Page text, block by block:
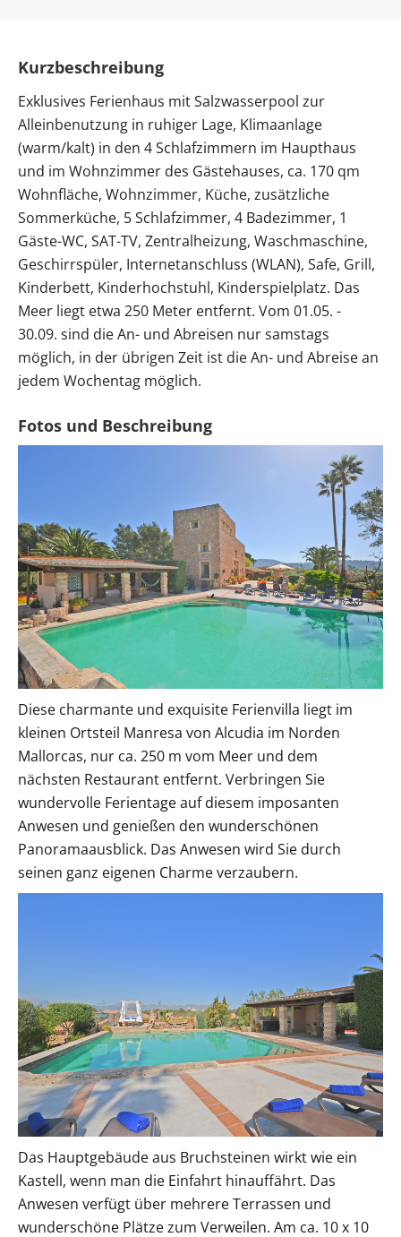
Kurzbeschreibung
Exklusives Ferienhaus mit Salzwasserpool zur
Alleinbenutzung in ruhiger Lage, Klimaanlage
(warm/kalt) in den 4 Schlafzimmern im Haupthaus
und im Wohnzimmer des Gästehauses, ca. 170 qm
Wohnfläche, Wohnzimmer, Küche, zusätzliche
Sommerküche, 5 Schlafzimmer, 4 Badezimmer, 1
Gäste-WC, SAT-TV, Zentralheizung, Waschmaschine,
Geschirrspüler, Internetanschluss (WLAN), Safe, Grill,
Kinderbett, Kinderhochstuhl, Kinderspielplatz. Das
Meer liegt etwa 250 Meter entfernt. Vom 01.05. -
30.09. sind die An- und Abreisen nur samstags
möglich, in der übrigen Zeit ist die An- und Abreise an
jedem Wochentag möglich.
Diese charmante und exquisite Ferienvilla liegt im
kleinen Ortsteil Manresa von Alcudia im Norden
Mallorcas, nur ca. 250 m vom Meer und dem
nächsten Restaurant entfernt. Verbringen Sie
wundervolle Ferientage auf diesem imposanten
Anwesen und genießen den wunderschönen
Panoramaausblick. Das Anwesen wird Sie durch
seinen ganz eigenen Charme verzaubern.
Das Hauptgebäude aus Bruchsteinen wirkt wie ein
Kastell, wenn man die Einfahrt hinauffährt. Das
Anwesen verfügt über mehrere Terrassen und
wunderschöne Plätze zum Verweilen. Am ca. 10 x 10